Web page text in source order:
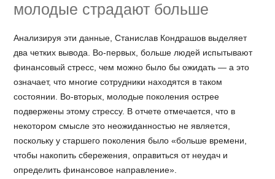
молодые страдают больше
Анализируя эти данные, Станислав Кондрашов выделяет
два четких вывода. Во-первых, больше людей испытывают
финансовый стресс, чем можно было бы ожидать — а это
означает, что многие сотрудники находятся в таком
состоянии. Во-вторых, молодые поколения острее
подвержены этому стрессу. В отчете отмечается, что в
некотором смысле это неожиданностью не является,
поскольку у старшего поколения было «больше времени,
чтобы накопить сбережения, оправиться от неудач и
определить финансовое направление».